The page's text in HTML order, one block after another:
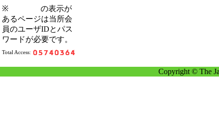
※
の表示が
あるページは当所会
員のユーザIDとパス
ワードが必要です。
Total Access:
Copyright © The